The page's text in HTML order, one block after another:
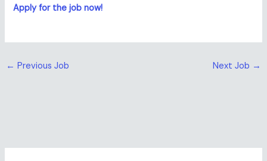
Apply for the job now!
← Previous Job Next Job →